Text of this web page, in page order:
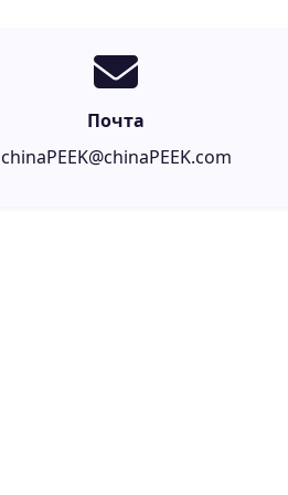
Почта
chinaPEEK@chinaPEEK.com